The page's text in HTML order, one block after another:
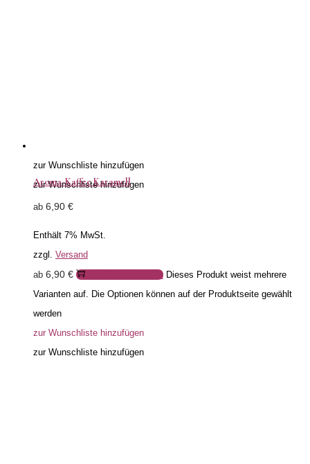
zur Wunschliste hinzufügen
zur Wunschliste hinzufügen
Aroma-Kaffee Karamell
ab 6,90 €
Enthält 7% MwSt.
zzgl. Versand
ab 6,90 € Ausführung wählen Dieses Produkt weist mehrere
Varianten auf. Die Optionen können auf der Produktseite gewählt
werden
zur Wunschliste hinzufügen
zur Wunschliste hinzufügen